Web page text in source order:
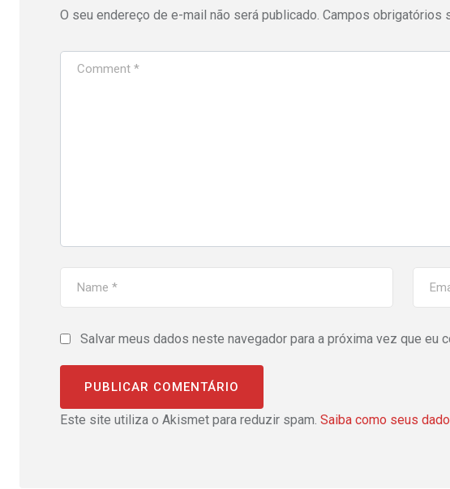
O seu endereço de e-mail não será publicado. Campos obrigatórios
Salvar meus dados neste navegador para a próxima vez que eu
Este site utiliza o Akismet para reduzir spam. Saiba como seus